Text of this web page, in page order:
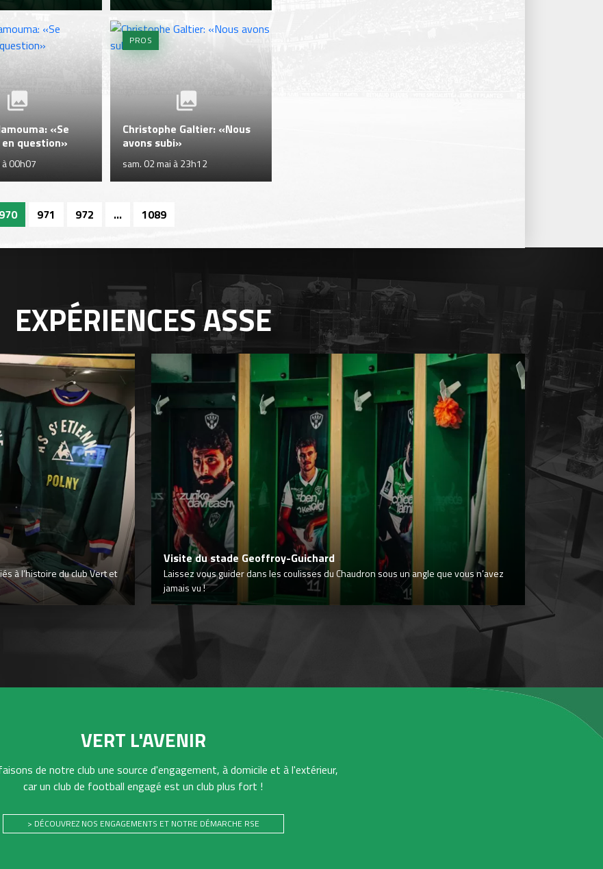
«Se
question»
à 00h07
PROS
Christophe Galtier: «Nous
avons subi»
sam. 02 mai à 23h12
970 971 972 ... 1089
EXPÉRIENCESASSE
à l’histoire du club Vert et
Visite du stade Geoffroy-Guichard
Laissez vous guider dans les coulisses du Chaudron sous un angle que vous n’avez
jamais vu !
VERT L'AVENIR
de notre club une source d'engagement, à domicile et à l'extérieur,
car un club de football engagé est un club plus fort !
> DÉCOUVREZ NOS ENGAGEMENTS ET NOTRE DÉMARCHE RSE